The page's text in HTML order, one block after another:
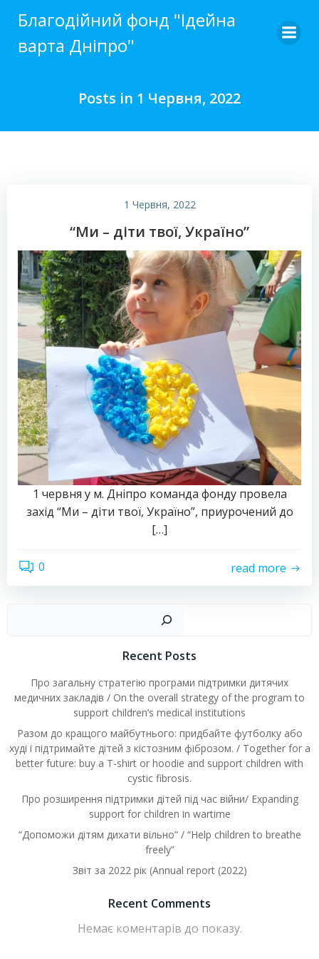
to
Благодійний фонд "Ідейна
варта Дніпро"
Posts in 1 Червня, 2022
1 Червня, 2022
“Ми – діти твої, Україно”
1 червня у м. Дніпро команда фонду провела
захід “Ми – діти твої, Україно”, приурочений до
[…]
0 read more
Recent Posts
Про загальну стратегію програми підтримки дитячих
медичних закладів / On the overall strategy of the program to
support children’s medical institutions
Разом до кращого майбутнього: придбайте футболку або
худі і підтримайте дітей з кістозним фіброзом. / Together for a
better future: buy a T-shirt or hoodie and support children with
cystic fibrosis.
Про розширення підтримки дітей під час війни/ Expanding
support for children in wartime
“Допоможи дітям дихати вільно” / “Help children to breathe
freely”
Звіт за 2022 рік (Annual report (2022)
Recent Comments
Немає коментарів до показу.